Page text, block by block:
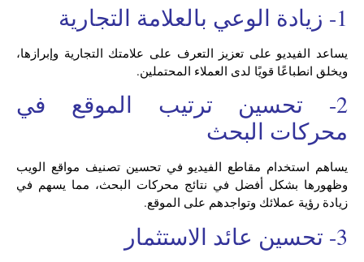
1- زيادة الوعي بالعلامة التجارية
يساعد الفيديو على تعزيز التعرف على علامتك التجارية وإبرازها،
ويخلق انطباعًا قويًا لدى العملاء المحتملين.
2- تحسين ترتيب الموقع في
محركات البحث
يساهم استخدام مقاطع الفيديو في تحسين تصنيف مواقع الويب
وظهورها بشكل أفضل في نتائج محركات البحث، مما يسهم في
زيادة رؤية عملائك وتواجدهم على الموقع.
3- تحسين عائد الاستثمار